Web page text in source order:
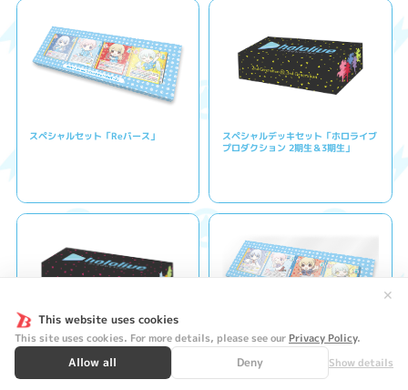
This website uses cookies
This site uses cookies. For more details, please see our Privacy Policy.
Allow all Deny Show details
✕
スペシャルセット「Reバース」
スペシャルデッキセット「ホロライブ
プロダクション 2期生＆3期生」
スペシャルデッキセット「ホロライブ
プロダクション 1期生＆ゲーマーズ」
スペシャルセット「Reバース vol.2」